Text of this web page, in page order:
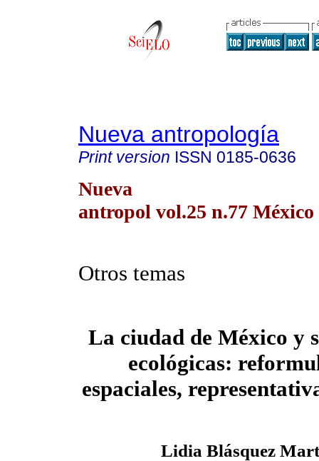
Nueva antropología
Print version ISSN 0185-0636
Nueva
antropol vol.25 n.77 México
Otros temas
La ciudad de México y
ecológicas:
espaciales,
Lidia Blásquez